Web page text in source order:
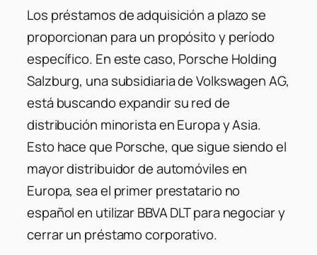
Los préstamos de adquisición a plazo se
proporcionan para un propósito y período
específico. En este caso, Porsche Holding
Salzburg, una subsidiaria de Volkswagen AG,
está buscando expandir su red de
distribución minorista en Europa y Asia.
Esto hace que Porsche, que sigue siendo el
mayor distribuidor de automóviles en
Europa, sea el primer prestatario no
español en utilizar BBVA DLT para negociar y
cerrar un préstamo corporativo.